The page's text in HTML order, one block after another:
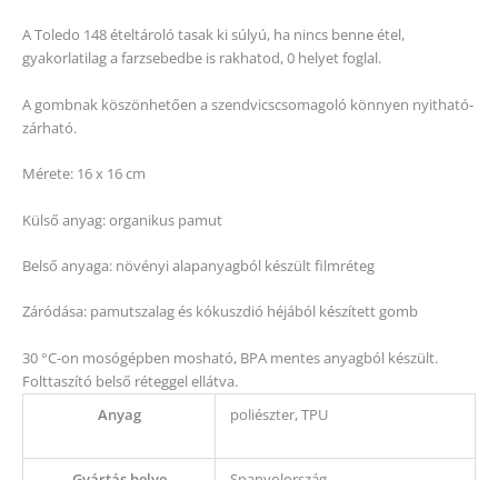
A Toledo 148 ételtároló tasak ki súlyú, ha nincs benne étel,
gyakorlatilag a farzsebedbe is rakhatod, 0 helyet foglal.
A gombnak köszönhetően a szendvicscsomagoló könnyen nyitható-
zárható.
Mérete: 16 x 16 cm
Külső anyag: organikus pamut
Belső anyaga: növényi alapanyagból készült filmréteg
Záródása: pamutszalag és kókuszdió héjából készített gomb
30 °C-on mosógépben mosható, BPA mentes anyagból készült.
Folttaszító belső réteggel ellátva.
Anyag
poliészter, TPU